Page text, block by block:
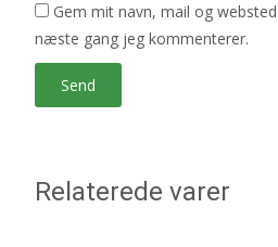
Gem mit navn, mail og
næste gang jeg kommenterer.
Relaterede varer